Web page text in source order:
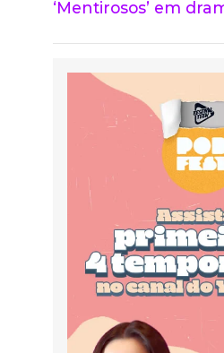
‘Mentirosos’ em